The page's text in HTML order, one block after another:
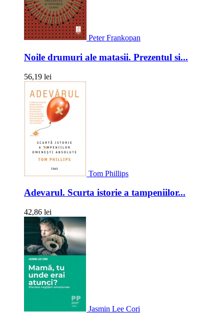
Peter Frankopan
Noile drumuri ale matasii. Prezentul si...
56,19 lei
Tom Phillips
Adevarul. Scurta istorie a tampeniilor...
42,86 lei
Jasmin Lee Cori